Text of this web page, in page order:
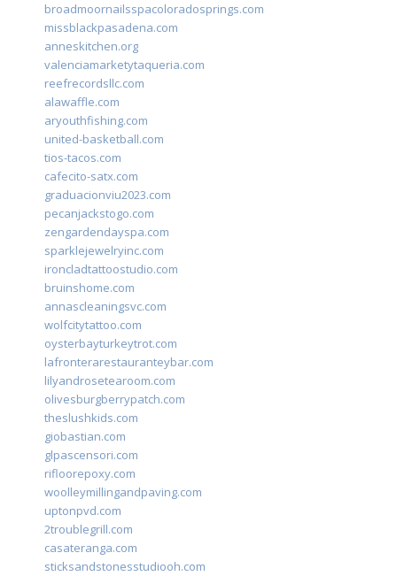
broadmoornailsspacoloradosprings.com
missblackpasadena.com
anneskitchen.org
valenciamarketytaqueria.com
reefrecordsllc.com
alawaffle.com
aryouthfishing.com
united-basketball.com
tios-tacos.com
cafecito-satx.com
graduacionviu2023.com
pecanjackstogo.com
zengardendayspa.com
sparklejewelryinc.com
ironcladtattoostudio.com
bruinshome.com
annascleaningsvc.com
wolfcitytattoo.com
oysterbayturkeytrot.com
lafronterarestauranteybar.com
lilyandrosetearoom.com
olivesburgberrypatch.com
theslushkids.com
giobastian.com
glpascensori.com
rifloorepoxy.com
woolleymillingandpaving.com
uptonpvd.com
2troublegrill.com
casateranga.com
sticksandstonesstudiooh.com